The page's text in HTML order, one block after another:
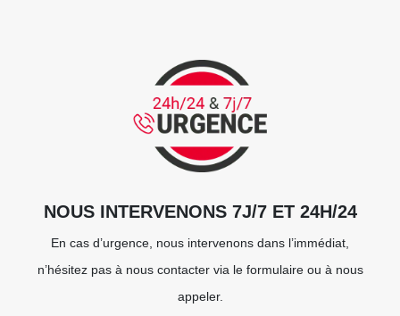
NOUS INTERVENONS 7J/7 ET 24H/24
En cas d’urgence, nous intervenons dans l’immédiat,
n’hésitez pas à nous contacter via le formulaire ou à nous
appeler.